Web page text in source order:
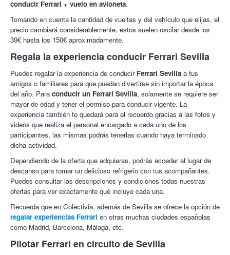
conducir Ferrari + vuelo en avioneta.
Tomando en cuenta la cantidad de vueltas y del vehículo que elijas, el
precio cambiará considerablemente, estos suelen oscilar desde los
39€ hasta los 150€ aproximadamente.
Regala la experiencia conducir Ferrari Sevilla
Puedes regalar la experiencia de conducir Ferrari Sevilla a tus
amigos o familiares para que puedan divertirse sin importar la época
del año. Para conducir un Ferrari Sevilla, solamente se requiere ser
mayor de edad y tener el permiso para conducir vigente. La
experiencia también te quedará para el recuerdo gracias a las fotos y
videos que realiza el personal encargado a cada uno de los
participantes, las mismas podrás tenerlas cuando haya terminado
dicha actividad.
Dependiendo de la oferta que adquieras, podrás acceder al lugar de
descanso para tomar un delicioso refrigerio con tus acompañantes.
Puedes consultar las descripciones y condiciones todas nuestras
ofertas para ver exactamente qué incluye cada una.
Recuerda que en Colectivia, además de Sevilla se ofrece la opción de
regalar experiencias Ferrari en otras muchas ciudades españolas
como Madrid, Barcelona, Málaga, etc.
Pilotar Ferrari en circuito de Sevilla